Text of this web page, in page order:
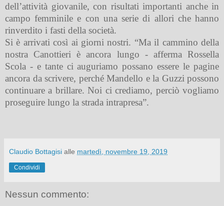
dell’attività giovanile, con risultati importanti anche in
campo femminile e con una serie di allori che hanno
rinverdito i fasti della società.
Si è arrivati così ai giorni nostri. “Ma il cammino della
nostra Canottieri è ancora lungo - afferma Rossella
Scola - e tante ci auguriamo possano essere le pagine
ancora da scrivere, perché Mandello e la Guzzi possono
continuare a brillare. Noi ci crediamo, perciò vogliamo
proseguire lungo la strada intrapresa”.
Claudio Bottagisi alle martedì, novembre 19, 2019
Condividi
Nessun commento: